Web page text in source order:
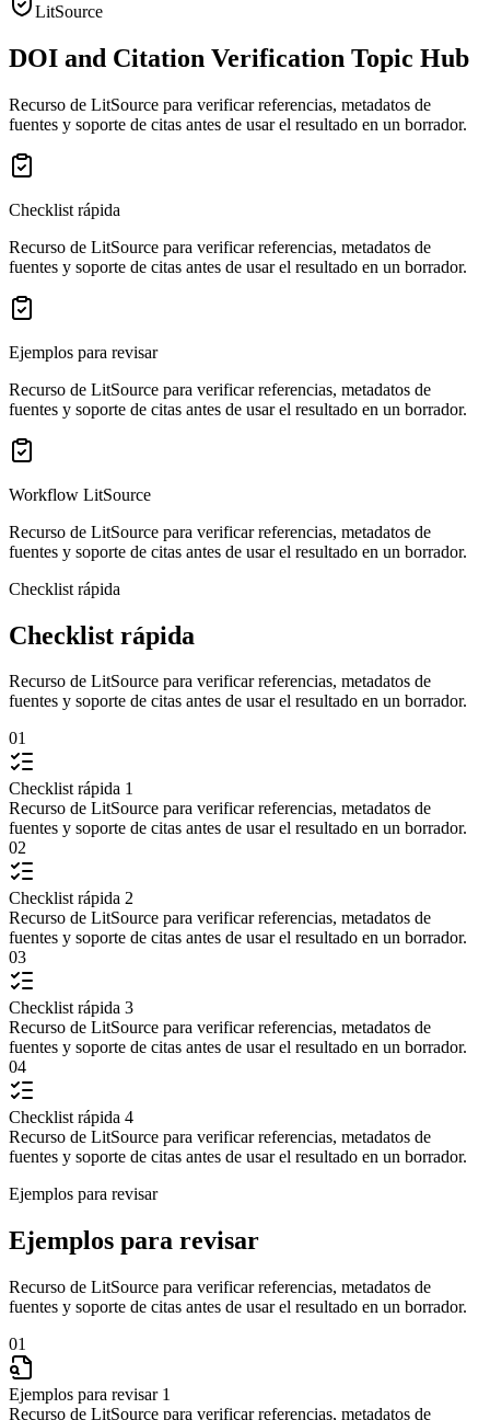
LitSource
DOI and Citation Verification Topic Hub
Recurso de LitSource para verificar referencias, metadatos de
fuentes y soporte de citas antes de usar el resultado en un borrador.
Checklist rápida
Recurso de LitSource para verificar referencias, metadatos de
fuentes y soporte de citas antes de usar el resultado en un borrador.
Ejemplos para revisar
Recurso de LitSource para verificar referencias, metadatos de
fuentes y soporte de citas antes de usar el resultado en un borrador.
Workflow LitSource
Recurso de LitSource para verificar referencias, metadatos de
fuentes y soporte de citas antes de usar el resultado en un borrador.
Checklist rápida
Checklist rápida
Recurso de LitSource para verificar referencias, metadatos de
fuentes y soporte de citas antes de usar el resultado en un borrador.
01
Checklist rápida 1
Recurso de LitSource para verificar referencias, metadatos de
fuentes y soporte de citas antes de usar el resultado en un borrador.
02
Checklist rápida 2
Recurso de LitSource para verificar referencias, metadatos de
fuentes y soporte de citas antes de usar el resultado en un borrador.
03
Checklist rápida 3
Recurso de LitSource para verificar referencias, metadatos de
fuentes y soporte de citas antes de usar el resultado en un borrador.
04
Checklist rápida 4
Recurso de LitSource para verificar referencias, metadatos de
fuentes y soporte de citas antes de usar el resultado en un borrador.
Ejemplos para revisar
Ejemplos para revisar
Recurso de LitSource para verificar referencias, metadatos de
fuentes y soporte de citas antes de usar el resultado en un borrador.
01
Ejemplos para revisar 1
Recurso de LitSource para verificar referencias, metadatos de